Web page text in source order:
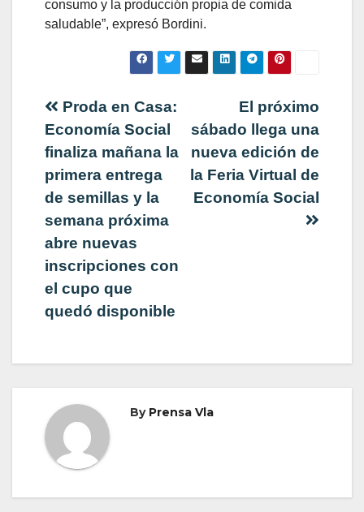
consumo y la producción propia de comida
saludable”, expresó Bordini.
Navegación
de
entradas
El próximo
sábado llega una
nueva edición de
la Feria Virtual de
Economía Social
Proda en Casa:
Economía Social
finaliza mañana la
primera entrega
de semillas y la
semana próxima
abre nuevas
inscripciones con
el cupo que
quedó disponible
By Prensa Vla